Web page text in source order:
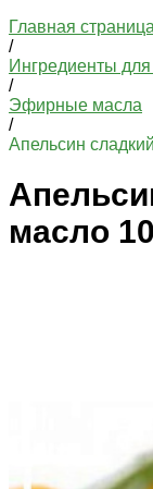
Главная страница
/
Ингредиенты для
/
Эфирные масла
/
Апельсин
масло